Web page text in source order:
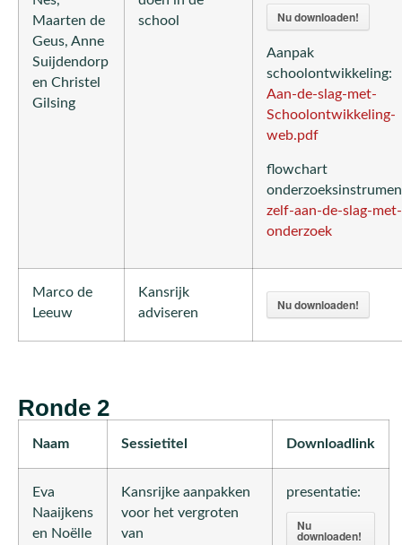
Maarten de
Geus, Anne
Suijdendorp
en Christel
Gilsing
school
Nu downloaden!
Aanpak
schoolontwikkeling:
Aan-de-slag-met-
Schoolontwikkeling-
web.pdf
flowchart
zelf-aan-de-slag-met-
onderzoek
Marco de
Leeuw
Kansrijk
adviseren
Nu downloaden!
Ronde 2
Naam Sessietitel Downloadlink
Eva
Naaijkens
en Noëlle
Kansrijke aanpakken
voor het vergroten
van
presentatie:
Nu
downloaden!